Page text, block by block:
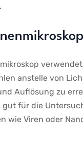
verwendet
anstelle von
Auflösung zu
gut ​für die⁢
wie Viren oder